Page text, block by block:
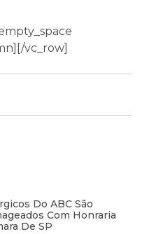
vc_row]
Do ABC São
Com Honraria
De SP